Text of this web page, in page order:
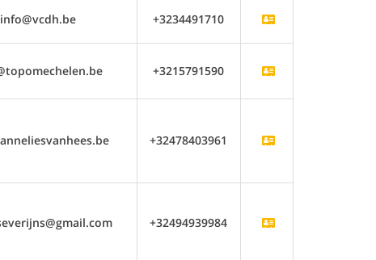
info@vcdh.be +3234491710
+3215791590
+32478403961
+32494939984